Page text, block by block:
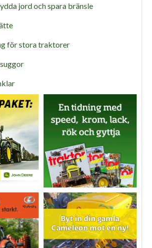
jord och spara bränsle
för stora traktorer